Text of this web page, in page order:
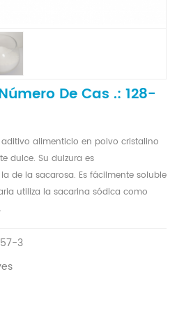
De Cas .: 128-
aditivo alimenticio en polvo cristalino
dulce. Su dulzura es
de la sacarosa. Es fácilmente soluble
utiliza la sacarina sódica como
3